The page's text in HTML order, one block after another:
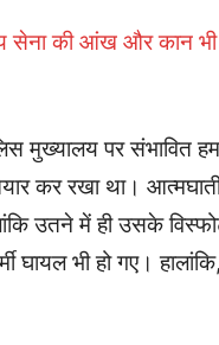
सेना की आंख और कान भी
मुख्यालय पर संभावित
कर रखा था।
उतने में ही उसके
घायल भी हो गए।